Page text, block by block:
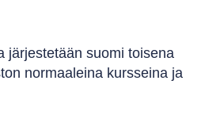
järjestetään suomi toisena
normaaleina kursseina ja